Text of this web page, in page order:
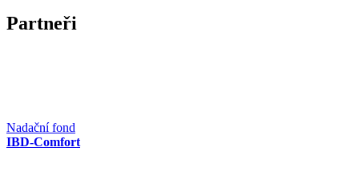
Partneři
Nadační fond
IBD-Comfort